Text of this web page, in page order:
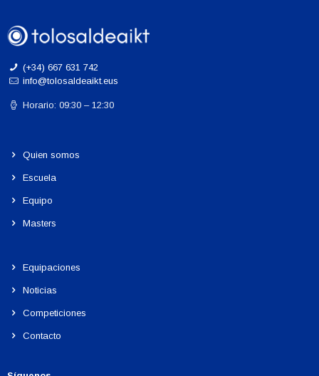
(+34) 667 631 742
info@tolosaldeaikt.eus
Horario: 09:30 – 12:30
Quien somos
Escuela
Equipo
Masters
Equipaciones
Noticias
Competiciones
Contacto